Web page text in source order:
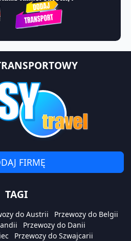
FIRMĘ
TAGI
do Austrii
Przewozy do Belgii
Przewozy do Danii
Przewozy do Szwajcarii